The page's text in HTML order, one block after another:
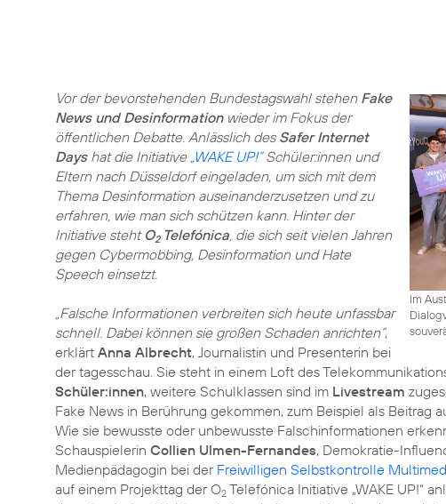
Im
Vor der bevorstehenden Bundestagswahl stehen Fake
News und Desinformationwieder im Fokus der
öffentlichen Debatte. Anlässlich des Safer Internet
Dayshat die Initiative „WAKE UP!“Schüler:innen und
Eltern nach Düsseldorf eingeladen, um sich mit dem
Thema Desinformation auseinanderzusetzen und zu
erfahren, wie man sich schützen kann. Hinter der
Initiative steht O2Telefónica, die sich seit vielen Jahren
gegen Cybermobbing, Desinformation und Hate
Speech einsetzt.
„Falsche Informationen verbreiten sich heute unfassbar
schnell. Dabei können sie großen Schaden anrichten“,
erklärt Anna Albrecht, Journalistin und Presenterin bei
der tagesschau. Sie steht in einem Loft des
Schüler:innen, weitere Schulklassen sind im Livestream
Fake News in Berührung gekommen, zum Beispiel als Beitrag
Wie sie bewusste oder unbewusste Falschinformationen
Schauspielerin Collien Ulmen-Fernandes, Demokratie-
Medienpädagogin bei der Freiwilligen Selbstkontrolle
auf einem Projekttag der O2 Telefónica Initiative „WAKE UP!“